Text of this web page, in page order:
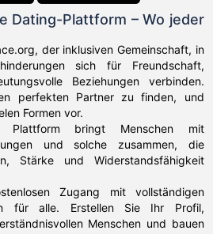
Dating-Plattform – Wo jeder
der inklusiven Gemeinschaft, in
sich für Freundschaft,
Beziehungen verbinden.
perfekten Partner zu finden, und
Formen vor.
Plattform bringt Menschen mit
und solche zusammen, die
Stärke und Widerstandsfähigkeit
Zugang mit vollständigen
für alle. Erstellen Sie Ihr Profil,
Menschen und bauen